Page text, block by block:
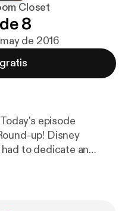
Closet
8
de 2016
to dedicate an
us on Facebook,